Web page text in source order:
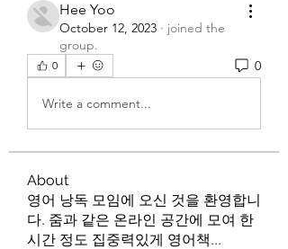
Hee Yoo
October 12, 2023 · joined the
group.
0 0
Write a comment...
About
영어 낭독 모임에 오신 것을 환영합니
다. 줌과 같은 온라인 공간에 모여 한
시간 정도 집중력있게 영어책...